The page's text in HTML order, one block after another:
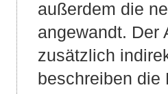
außerdem die
angewandt. Der
zusätzlich
beschreiben die